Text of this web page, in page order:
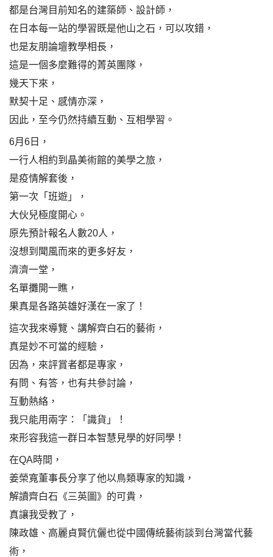
都是台灣目前知名的建築師、設計師，
在日本每一站的學習既是他山之石，可以攻錯，
也是友朋論壇教學相長，
這是一個多麼難得的菁英團隊，
幾天下來，
默契十足、感情亦深，
因此，至今仍然持續互動、互相學習。
6月6日，
一行人相約到晶美術館的美學之旅，
是疫情解套後，
第一次「班遊」，
大伙兒極度開心。
原先預計報名人數20人，
沒想到聞風而來的更多好友，
濟濟一堂，
名單攤開一瞧，
果真是各路英雄好漢在一家了！
這次我來導覽、講解齊白石的藝術，
真是妙不可當的經驗，
因為，來評賞者都是專家，
有問、有答，也有共參討論，
互動熱絡，
我只能用兩字：「識貨」！
來形容我這一群日本智慧見學的好同學！
在QA時間，
姜榮寬董事長分享了他以鳥類專家的知識，
解讀齊白石《三英圖》的可貴，
真讓我受教了，
陳政雄、高麗貞賢伉儷也從中國傳統藝術談到台灣當代藝
術，